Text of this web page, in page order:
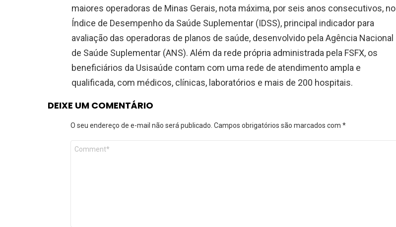
maiores operadoras de Minas Gerais, nota máxima, por seis anos consecutivos, no
Índice de Desempenho da Saúde Suplementar (IDSS), principal indicador para
avaliação das operadoras de planos de saúde, desenvolvido pela Agência Nacional
de Saúde Suplementar (ANS). Além da rede própria administrada pela FSFX, os
beneficiários da Usisaúde contam com uma rede de atendimento ampla e
qualificada, com médicos, clínicas, laboratórios e mais de 200 hospitais.
DEIXE UM COMENTÁRIO
O seu endereço de e-mail não será publicado. Campos obrigatórios são marcados com *
Comentário